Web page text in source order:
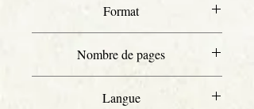
Format
Nombre de pages
Langue